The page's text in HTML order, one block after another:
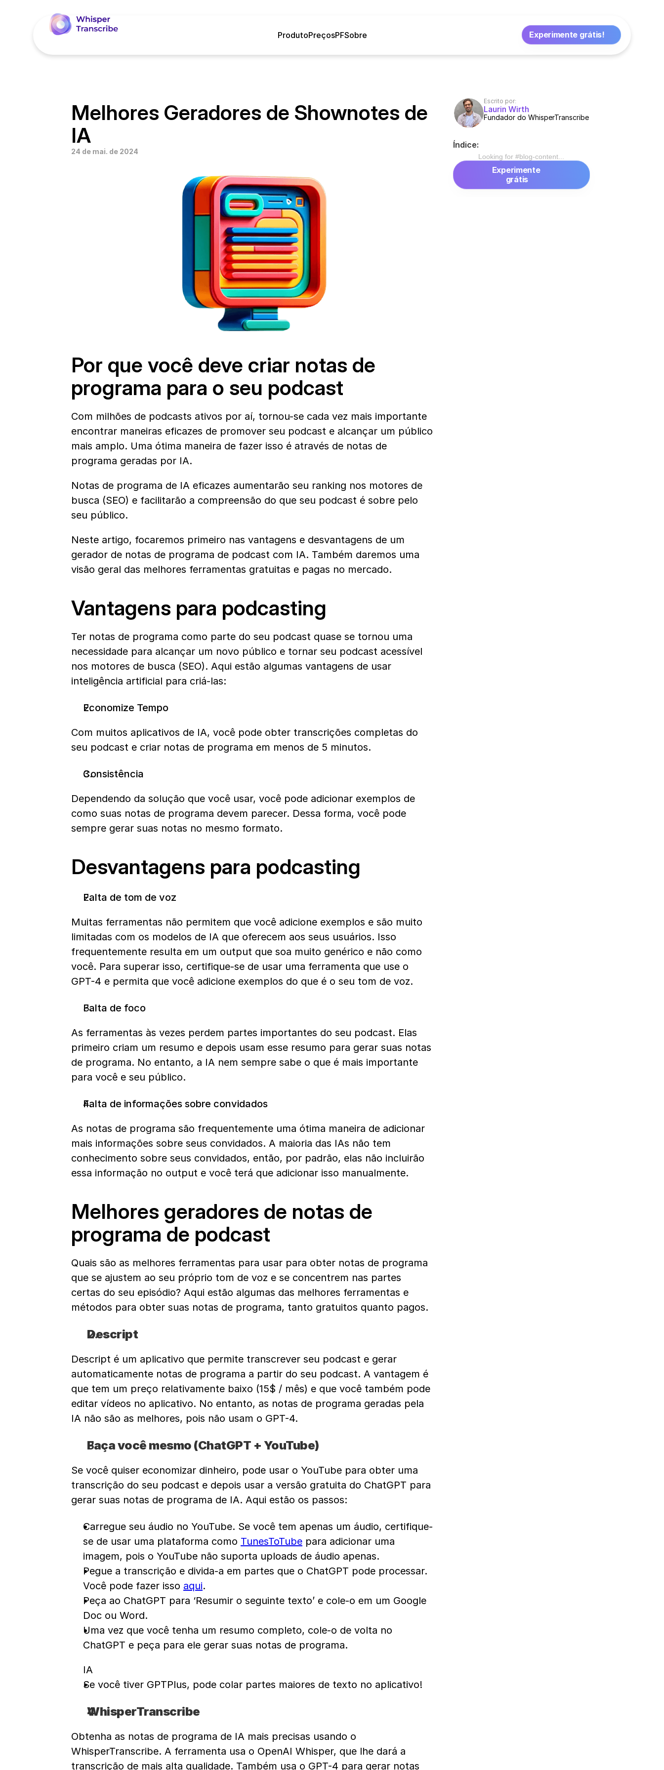
ProdutoPreçosPFSobre Experimente grátis!
Melhores Geradores de Shownotes de
IA
24 de mai. de 2024
Por que você deve criar notas de
programa para o seu podcast
Com milhões de podcasts ativos por aí, tornou-se cada vez mais importante
encontrar maneiras eficazes de promover seu podcast e alcançar um público
mais amplo. Uma ótima maneira de fazer isso é através de notas de
programa geradas por IA.
Notas de programa de IA eficazes aumentarão seu ranking nos motores de
busca (SEO) e facilitarão a compreensão do que seu podcast é sobre pelo
seu público.
Neste artigo, focaremos primeiro nas vantagens e desvantagens de um
gerador de notas de programa de podcast com IA. Também daremos uma
visão geral das melhores ferramentas gratuitas e pagas no mercado.
Vantagens para podcasting
Ter notas de programa como parte do seu podcast quase se tornou uma
necessidade para alcançar um novo público e tornar seu podcast acessível
nos motores de busca (SEO). Aqui estão algumas vantagens de usar
inteligência artificial para criá-las:
Economize Tempo
Com muitos aplicativos de IA, você pode obter transcrições completas do
seu podcast e criar notas de programa em menos de 5 minutos.
Consistência
Dependendo da solução que você usar, você pode adicionar exemplos de
como suas notas de programa devem parecer. Dessa forma, você pode
sempre gerar suas notas no mesmo formato.
Desvantagens para podcasting
Falta de tom de voz
Muitas ferramentas não permitem que você adicione exemplos e são muito
limitadas com os modelos de IA que oferecem aos seus usuários. Isso
frequentemente resulta em um output que soa muito genérico e não como
você. Para superar isso, certifique-se de usar uma ferramenta que use o
GPT-4 e permita que você adicione exemplos do que é o seu tom de voz.
Falta de foco
As ferramentas às vezes perdem partes importantes do seu podcast. Elas
primeiro criam um resumo e depois usam esse resumo para gerar suas notas
de programa. No entanto, a IA nem sempre sabe o que é mais importante
para você e seu público.
Falta de informações sobre convidados
As notas de programa são frequentemente uma ótima maneira de adicionar
mais informações sobre seus convidados. A maioria das IAs não tem
conhecimento sobre seus convidados, então, por padrão, elas não incluirão
essa informação no output e você terá que adicionar isso manualmente.
Melhores geradores de notas de
programa de podcast
Quais são as melhores ferramentas para usar para obter notas de programa
que se ajustem ao seu próprio tom de voz e se concentrem nas partes
certas do seu episódio? Aqui estão algumas das melhores ferramentas e
métodos para obter suas notas de programa, tanto gratuitos quanto pagos.
Descript
Descript é um aplicativo que permite transcrever seu podcast e gerar
automaticamente notas de programa a partir do seu podcast. A vantagem é
que tem um preço relativamente baixo (15$ / mês) e que você também pode
editar vídeos no aplicativo. No entanto, as notas de programa geradas pela
IA não são as melhores, pois não usam o GPT-4.
Faça você mesmo (ChatGPT + YouTube)
Se você quiser economizar dinheiro, pode usar o YouTube para obter uma
transcrição do seu podcast e depois usar a versão gratuita do ChatGPT para
gerar suas notas de programa de IA. Aqui estão os passos:
Carregue seu áudio no YouTube. Se você tem apenas um áudio, certifique-
se de usar uma plataforma como TunesToTube para adicionar uma
imagem, pois o YouTube não suporta uploads de áudio apenas.
Pegue a transcrição e divida-a em partes que o ChatGPT pode processar.
Você pode fazer isso aqui.
Peça ao ChatGPT para ‘Resumir o seguinte texto’ e cole-o em um Google
Doc ou Word.
Uma vez que você tenha um resumo completo, cole-o de volta no
ChatGPT e peça para ele gerar suas notas de programa.
IA
Se você tiver GPTPlus, pode colar partes maiores de texto no aplicativo!
WhisperTranscribe
Obtenha as notas de programa de IA mais precisas usando o
WhisperTranscribe. A ferramenta usa o OpenAI Whisper, que lhe dará a
transcrição de mais alta qualidade. Também usa o GPT-4 para gerar notas
Escrito por:
Laurin Wirth
Fundador do WhisperTranscribe
Índice:
Looking for #blog-content
Experimente
grátis